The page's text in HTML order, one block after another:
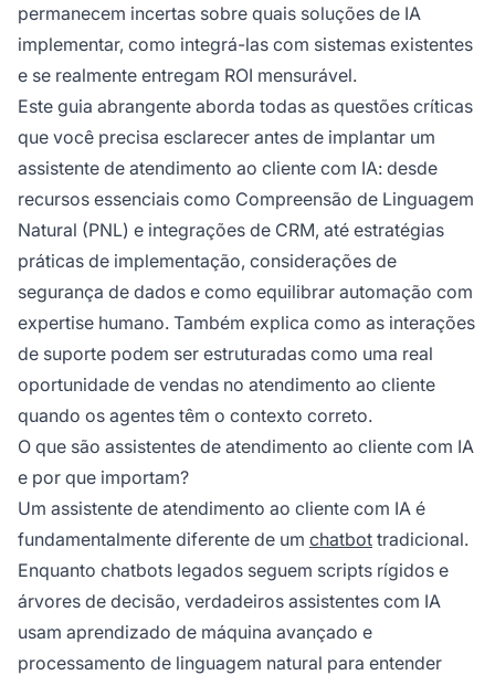
permanecem incertas sobre quais soluções de IA
implementar, como integrá-las com sistemas existentes
e se realmente entregam ROI mensurável.
Este guia abrangente aborda todas as questões críticas
que você precisa esclarecer antes de implantar um
assistente de atendimento ao cliente com IA: desde
recursos essenciais como Compreensão de Linguagem
Natural (PNL) e integrações de CRM, até estratégias
práticas de implementação, considerações de
segurança de dados e como equilibrar automação com
expertise humano. Também explica como as interações
de suporte podem ser estruturadas como uma real
oportunidade de vendas no atendimento ao cliente
quando os agentes têm o contexto correto.
O que são assistentes de atendimento ao cliente com IA
e por que importam?
Um assistente de atendimento ao cliente com IA é
fundamentalmente diferente de um chatbot tradicional.
Enquanto chatbots legados seguem scripts rígidos e
árvores de decisão, verdadeiros assistentes com IA
usam aprendizado de máquina avançado e
processamento de linguagem natural para entender